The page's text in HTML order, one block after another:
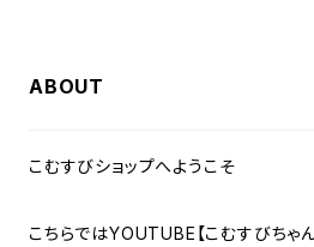
ABOUT
こむすびショップへようこそ
こちらではYOUTUBE【こむすびちゃ